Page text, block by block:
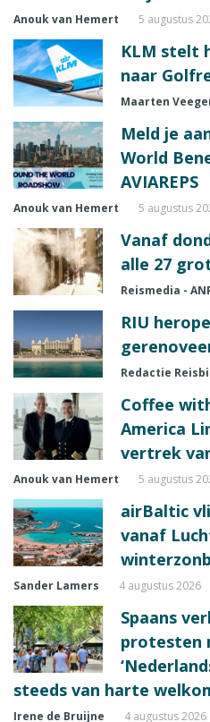
Anouk van Hemert 5 augustus
KLM stelt
naar
Maarten
Meld je
World
AVIAREPS
Anouk van Hemert 5 augustus
Vanaf
alle 27
Reismedia -
RIU
Redactie
Coffee
America
vertrek
Anouk van Hemert 5 augustus
airBaltic
vanaf
Sander Lamers 4 augustus 2026
Spaans
protesten
steeds van harte
Irene de Bruijne 4 augustus 2026